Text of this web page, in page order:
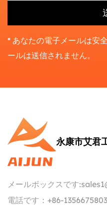
* あなたの電子メールは安
ールは送信されません。
永康市艾君
メールボックスです:
電話です： +86-